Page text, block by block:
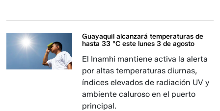
Guayaquil alcanzará temperaturas de
hasta 33 °C este lunes 3 de agosto
El Inamhi mantiene activa la alerta
por altas temperaturas diurnas,
índices elevados de radiación UV y
ambiente caluroso en el puerto
principal.